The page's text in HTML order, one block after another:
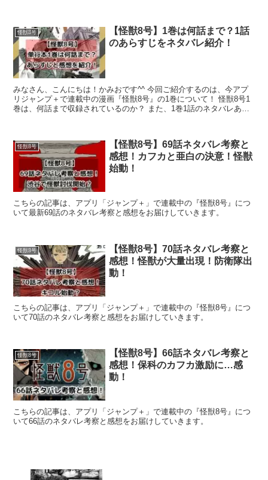
怪獣8号
【怪獣8号】1巻は何話まで？1話
のあらすじをネタバレ紹介！
みなさん、こんにちは！かみおです^^ 今回ご紹介するのは、今アプ
リジャンプ＋で連載中の漫画『怪獣8号』の1巻について！ 怪獣8号1
巻は、何話まで収録されているのか？ また、1巻1話のネタバレあら
怪獣8号
【怪獣8号】69話ネタバレ考察と
感想！カフカと亜白の決意！怪獣
始動！
こちらの記事は、アプリ「ジャンプ＋」で連載中の『怪獣8号』につ
いて最新69話のネタバレ考察と感想をお届けしていきます。
怪獣8号
【怪獣8号】70話ネタバレ考察と
感想！怪獣が大量出現！防衛隊出
動！
こちらの記事は、アプリ「ジャンプ＋」で連載中の『怪獣8号』につ
いて70話のネタバレ考察と感想をお届けしていきます。
怪獣8号
【怪獣8号】66話ネタバレ考察と
感想！保科のカフカ激励に…感
動！
こちらの記事は、アプリ「ジャンプ＋」で連載中の『怪獣8号』につ
いて66話のネタバレ考察と感想をお届けしていきます。